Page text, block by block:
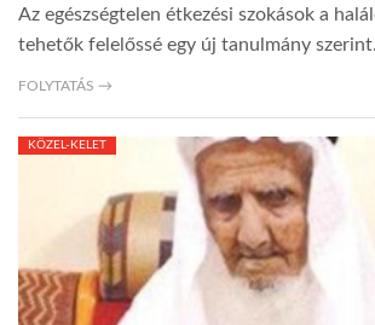
Az egészségtelen étkezési szokások a
tehetők felelőssé egy új tanulmány szerint.
FOLYTATÁS →
KÖZEL-KELET